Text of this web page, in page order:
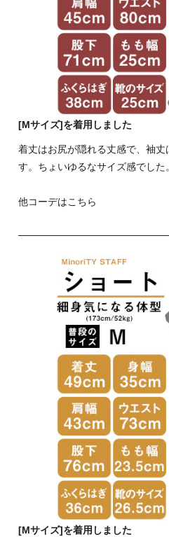
[Mサイズ]を着用しました
着丈はお尻が隠れる丈感で、袖丈
す。ちょいゆるなサイズ感でした
他コーデはこちら
[Mサイズ]を着用しました